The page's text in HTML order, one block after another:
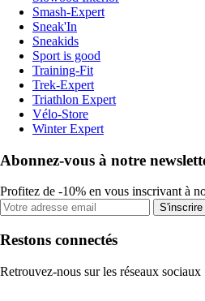
Smash-Expert
Sneak'In
Sneakids
Sport is good
Training-Fit
Trek-Expert
Triathlon Expert
Vélo-Store
Winter Expert
Abonnez-vous à notre
Profitez de -10% en vous inscrivant à
S'inscrire
Restons connectés
Retrouvez-nous sur les réseaux sociaux